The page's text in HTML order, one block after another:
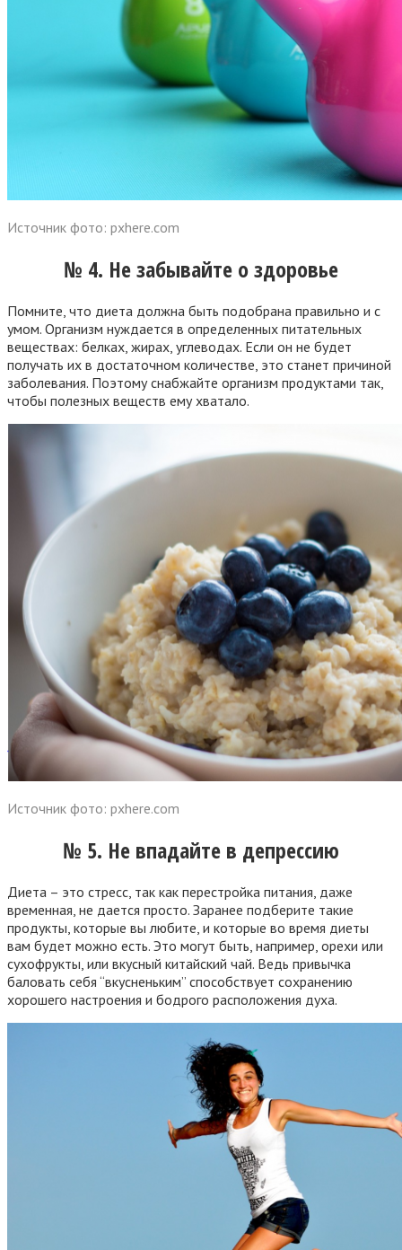
Источник фото: pxhere.com
№ 4. Не забывайте о здоровье
Помните, что диета должна быть подобрана правильно и с
умом. Организм нуждается в определенных питательных
веществах: белках, жирах, углеводах. Если он не будет
получать их в достаточном количестве, это станет причиной
заболевания. Поэтому снабжайте организм продуктами так,
чтобы полезных веществ ему хватало.
Источник фото: pxhere.com
№ 5. Не впадайте в депрессию
Диета – это стресс, так как перестройка питания, даже
временная, не дается просто. Заранее подберите такие
продукты, которые вы любите, и которые во время диеты
вам будет можно есть. Это могут быть, например, орехи или
сухофрукты, или вкусный китайский чай. Ведь привычка
баловать себя “вкусненьким” способствует сохранению
хорошего настроения и бодрого расположения духа.